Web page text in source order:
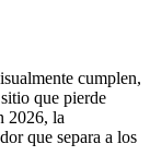
cumplen,
que pierde
2026, la
que separa a los